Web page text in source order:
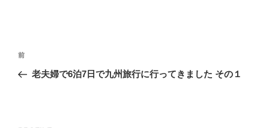
投
ナ
前
の
前
老夫婦で6泊7日で九州旅行に行ってきました その１